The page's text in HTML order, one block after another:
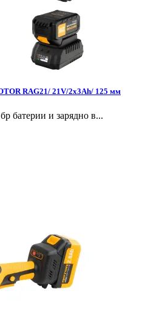
RAG21/ 21V/2х3Ah/ 125 мм
батерии и зарядно в...